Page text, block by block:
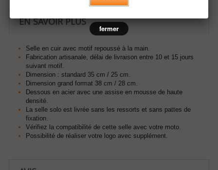
EN SAVOIR PLUS
Selle en cuir avec motif repoussé à la main.
Fabrication artisanale, délai de livraison entre 10 et 15 jours
suivant motif.
Dimension : standard 35 cm / 25 cm.
Dimension grand format 38 cm / 28 cm.
Dessous en acier avec une assise en mousse de haute
densité.
La selle solo est livrée sans les ressorts et sans pattes de
fixation.
Vérifiez la compatibilité de cette selle avec votre moto.
Possibilité de réaliser votre logo avec supplément.
fermer